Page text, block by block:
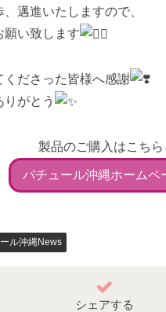
邁進いたしますので、
願い致します
くださった皆様へ感謝
りがとう
製品のご購入はこちら
パチュール沖縄ホームペ
ル沖縄News
シェアする